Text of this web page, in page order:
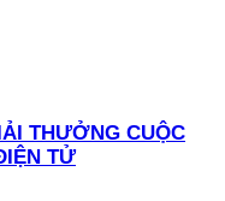
THƯỞNG CUỘC
TỬ